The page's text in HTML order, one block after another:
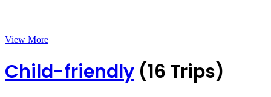
View More
Child-friendly (16 Trips)